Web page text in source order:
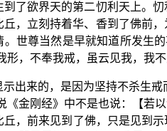
到了欲界天的第二忉利天上。
丘，立刻持着华、香到了佛前
。世尊当然是早就知道所发生
形，不奉我戒，虽云见我，我
出来的，是因为坚持不杀生
《金刚经》中不是也说：【若
，前来见到了佛，只是见到